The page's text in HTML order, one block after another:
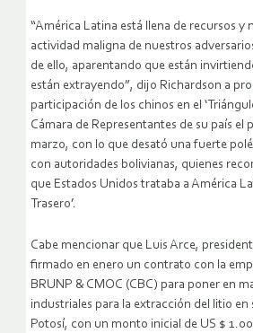
“América Latina está llena de recursos y
actividad maligna de nuestros
de ello, aparentando que están
están extrayendo”, dijo Richardson a
participación de los chinos en el
Cámara de Representantes de su país el
marzo, con lo que desató una fuerte
con autoridades bolivianas, quienes
que Estados Unidos trataba a América
Trasero’.
Cabe mencionar que Luis Arce,
firmado en enero un contrato con la
BRUNP & CMOC (CBC) para poner en
industriales para la extracción del litio en
Potosí, con un monto inicial de US $